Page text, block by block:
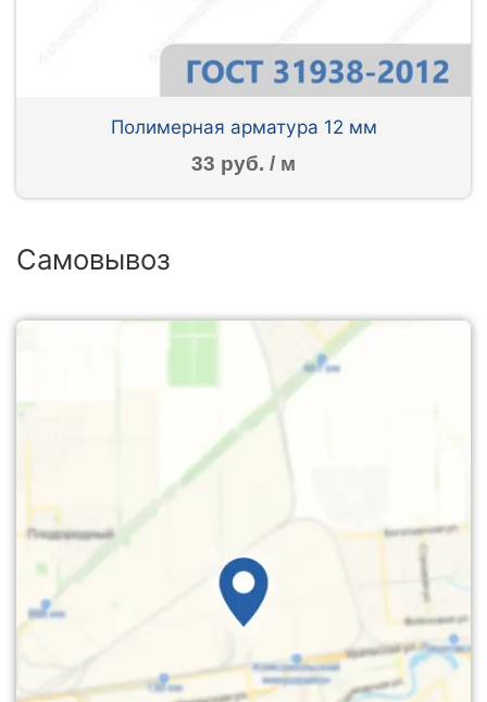
Полимерная арматура 12 мм
33 руб. / м
Самовывоз